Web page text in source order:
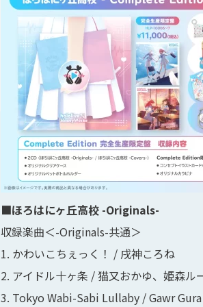
■ほろはにヶ丘高校 -Originals-
収録楽曲＜-Originals-共通＞
1. かわいこちぇっく！ / 戌神ころね
2. アイドル十ヶ条 / 猫又おかゆ、姫森ル
3. Tokyo Wabi-Sabi Lullaby / Gawr Gura